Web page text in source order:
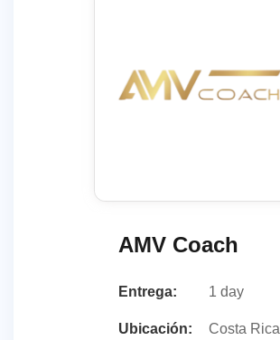
AMV Coach
Entrega: 1 day
Ubicación: Costa Rica